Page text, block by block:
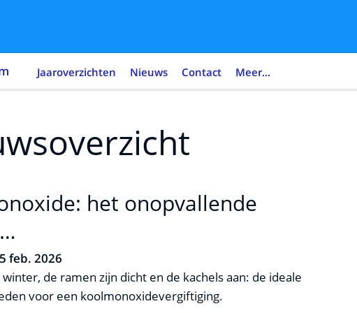
Jaaroverzichten Nieuws Contact Meer...
het onopvallende
feb. 2026
de ramen zijn dicht en de kachels aan: de ideale
voor een koolmonoxidevergiftiging.